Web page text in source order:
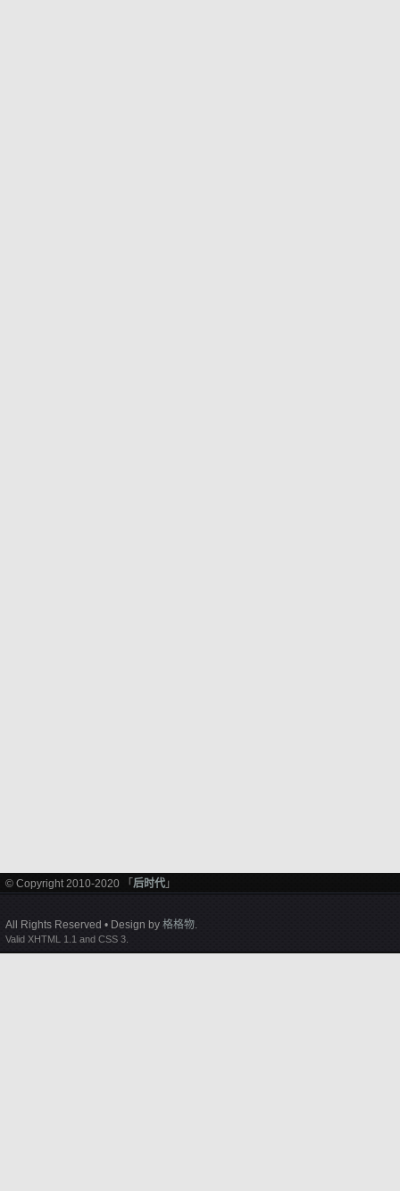
© Copyright 2010-2020 「 后时代 」
All Rights Reserved • Design by 格格物.
Valid XHTML 1.1 and CSS 3.